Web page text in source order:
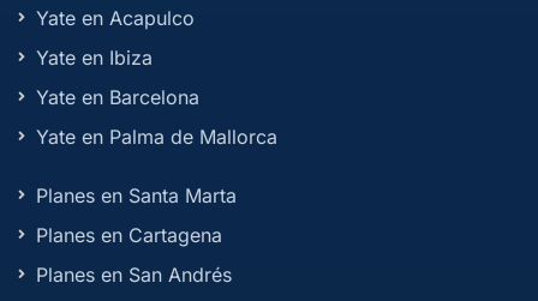
Yate en Acapulco
Yate en Ibiza
Yate en Barcelona
Yate en Palma de Mallorca
Planes en Santa Marta
Planes en Cartagena
Planes en San Andrés